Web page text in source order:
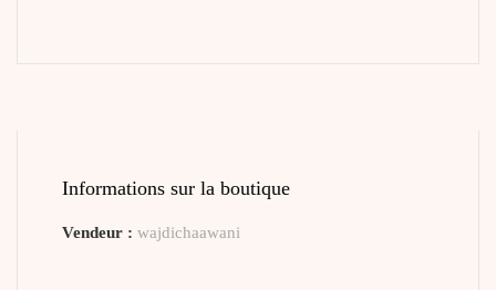
Informations sur la boutique
Vendeur : wajdichaawani